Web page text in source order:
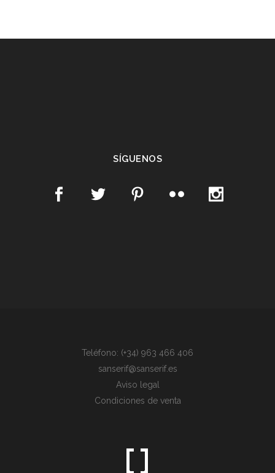
SÍGUENOS
Teléfono: (+34) 963 466 406
sanserif@sanserif.es
Aviso legal
Condiciones de venta